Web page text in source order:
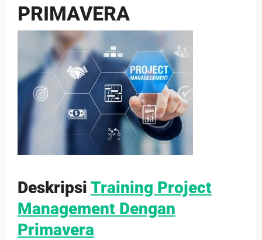
PRIMAVERA
Deskripsi Training Project
Management Dengan
Primavera